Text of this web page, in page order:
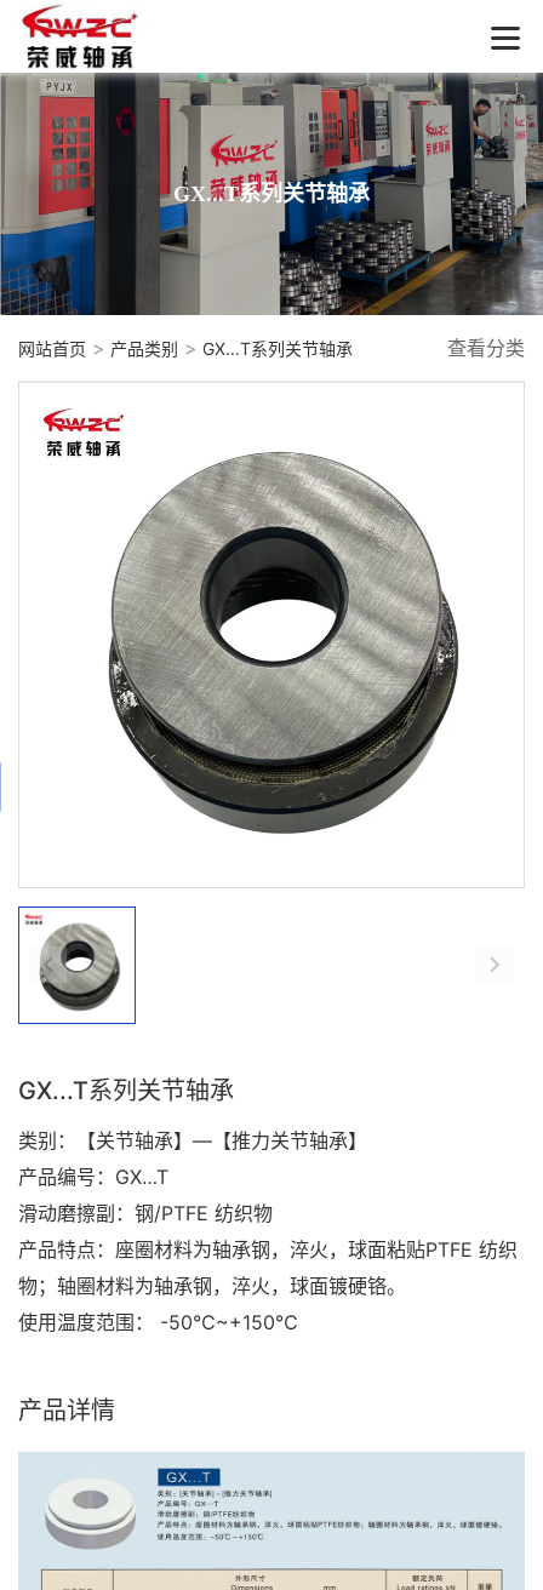
GX...T系列关节轴承
网站首页 > 产品类别 > GX...T系列关节轴承 查看分类
GX...T系列关节轴承
类别：【关节轴承】—【推力关节轴承】
产品编号：GX…T
滑动磨擦副：钢/PTFE 纺织物
产品特点：座圈材料为轴承钢，淬火，球面粘贴PTFE 纺织
物；轴圈材料为轴承钢，淬火，球面镀硬铬。
使用温度范围： -50℃~+150℃
产品详情